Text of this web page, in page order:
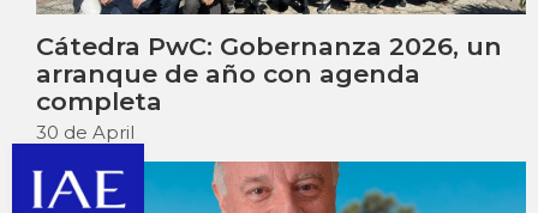
Cátedra PwC: Gobernanza 2026, un
arranque de año con agenda
completa
30 de April